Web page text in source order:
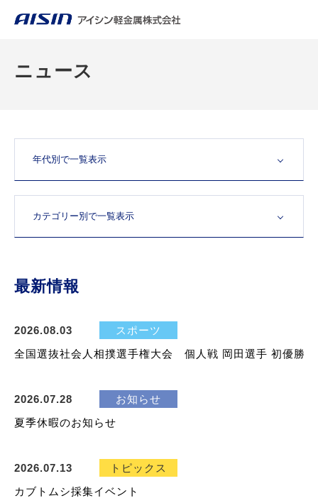
ニュース
最新情報
2026.08.03
スポーツ
全国選抜社会人相撲選手権大会 個人戦 岡田選手 初優勝
2026.07.28
お知らせ
夏季休暇のお知らせ
2026.07.13
トピックス
カブトムシ採集イベント